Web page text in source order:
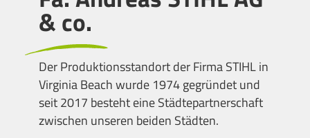
& co.
Der Produktionsstandort der Firma STIHL in
Virginia Beach wurde 1974 gegründet und
seit 2017 besteht eine Städtepartnerschaft
zwischen unseren beiden Städten.